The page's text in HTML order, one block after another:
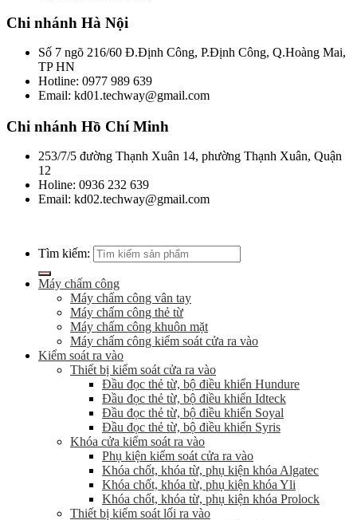
Chi nhánh Hà Nội
Số 7 ngõ 216/60 Đ.Định Công, P.Định Công, Q.Hoàng Mai,
TP HN
Hotline: 0977 989 639
Email: kd01.techway@gmail.com
Chi nhánh Hồ Chí Minh
253/7/5 đường Thạnh Xuân 14, phường Thạnh Xuân, Quận
12
Holine: 0936 232 639
Email: kd02.techway@gmail.com
Tìm kiếm:
Máy chấm công
Máy chấm công vân tay
Máy chấm công thẻ từ
Máy chấm công khuôn mặt
Máy chấm công kiểm soát cửa ra vào
Kiểm soát ra vào
Thiết bị kiểm soát cửa ra vào
Đầu đọc thẻ từ, bộ điều khiển Hundure
Đầu đọc thẻ từ, bộ điều khiển Idteck
Đầu đọc thẻ từ, bộ điều khiển Soyal
Đầu đọc thẻ từ, bộ điều khiển Syris
Khóa cửa kiểm soát ra vào
Phụ kiện kiểm soát cửa ra vào
Khóa chốt, khóa từ, phụ kiện khóa Algatec
Khóa chốt, khóa từ, phụ kiện khóa Yli
Khóa chốt, khóa từ, phụ kiện khóa Prolock
Thiết bị kiểm soát lối ra vào